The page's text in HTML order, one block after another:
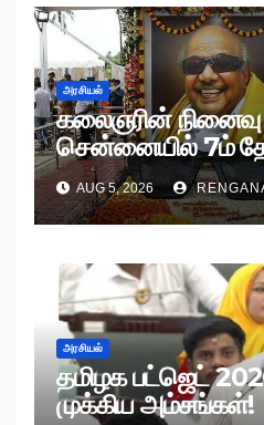
அரசியல்
கலைஞரின்
சென்னையில் 7ம்
பேரணி!
AUG 5, 2026
அரசியல்
தமிழக பட்ஜெட்
முக்கிய அம்சங்கள்!